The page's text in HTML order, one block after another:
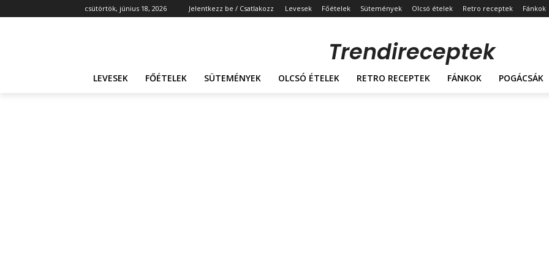
csütörtök, június 18, 2026 Jelentkezz be / Csatlakozz Levesek Főételek Sütemények Olcsó ételek Retro receptek Fánkok
Trendireceptek
LEVESEK FŐÉTELEK SÜTEMÉNYEK OLCSÓ ÉTELEK RETRO RECEPTEK FÁNKOK POGÁCSÁK